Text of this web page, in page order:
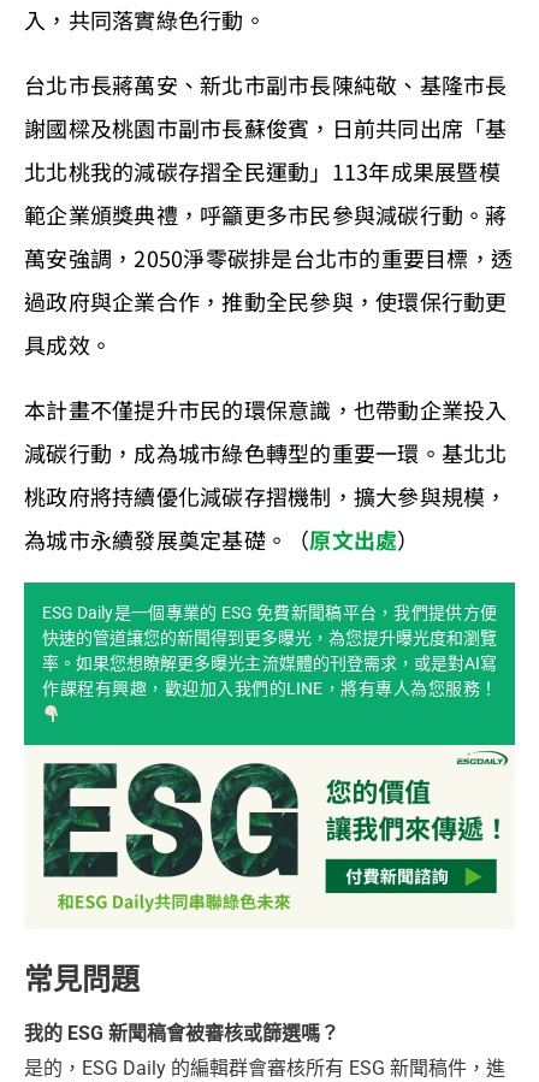
入，共同落實綠色行動。
台北市長蔣萬安、新北市副市長陳純敬、基隆市長
謝國樑及桃園市副市長蘇俊賓，日前共同出席「基
北北桃我的減碳存摺全民運動」113年成果展暨模
範企業頒獎典禮，呼籲更多市民參與減碳行動。蔣
萬安強調，2050淨零碳排是台北市的重要目標，透
過政府與企業合作，推動全民參與，使環保行動更
具成效。
本計畫不僅提升市民的環保意識，也帶動企業投入
減碳行動，成為城市綠色轉型的重要一環。基北北
桃政府將持續優化減碳存摺機制，擴大參與規模，
為城市永續發展奠定基礎。（原文出處）
ESG Daily是一個專業的 ESG 免費新聞稿平台，我們提供方便
快速的管道讓您的新聞得到更多曝光，為您提升曝光度和瀏覽
率。如果您想瞭解更多曝光主流媒體的刊登需求，或是對AI寫
作課程有興趣，歡迎加入我們的LINE，將有專人為您服務！
常見問題
我的 ESG 新聞稿會被審核或篩選嗎？
是的，ESG Daily 的編輯群會審核所有 ESG 新聞稿件，進